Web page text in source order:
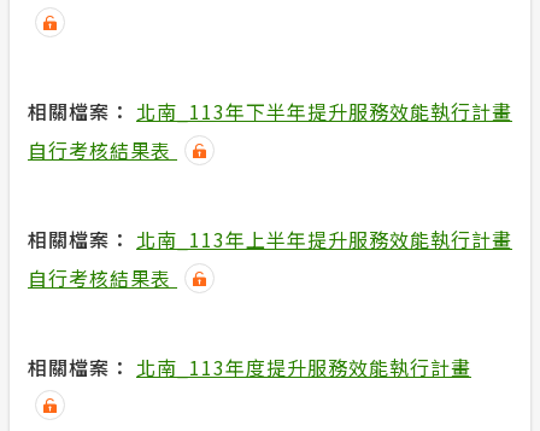
相關檔案： 北南_113年下半年提升服務效能執行計畫
自行考核結果表
相關檔案： 北南_113年上半年提升服務效能執行計畫
自行考核結果表
相關檔案： 北南_113年度提升服務效能執行計畫